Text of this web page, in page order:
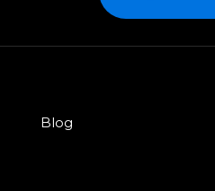
Blog